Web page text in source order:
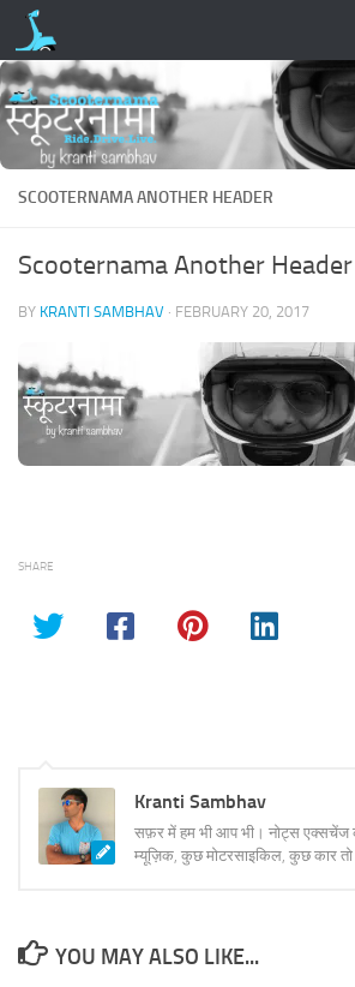
Skip to content
SCOOTERNAMA ANOTHER HEADER
Scooternama Another Header
BY KRANTI SAMBHAV · FEBRUARY 20, 2017
SHARE
Kranti Sambhav
सफ़र में हम भी आप भी। नोट्स एक्सचेंज
म्यूज़िक, कुछ मोटरसाइकिल, कुछ कार
YOU MAY ALSO LIKE...